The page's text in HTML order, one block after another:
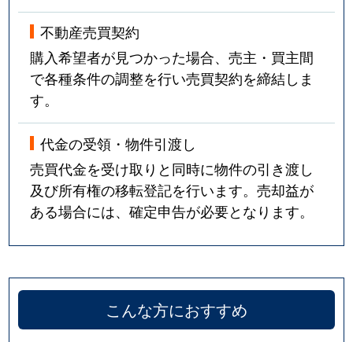
不動産売買契約
購入希望者が見つかった場合、売主・買主間
で各種条件の調整を行い売買契約を締結しま
す。
代金の受領・物件引渡し
売買代金を受け取りと同時に物件の引き渡し
及び所有権の移転登記を行います。売却益が
ある場合には、確定申告が必要となります。
こんな方におすすめ